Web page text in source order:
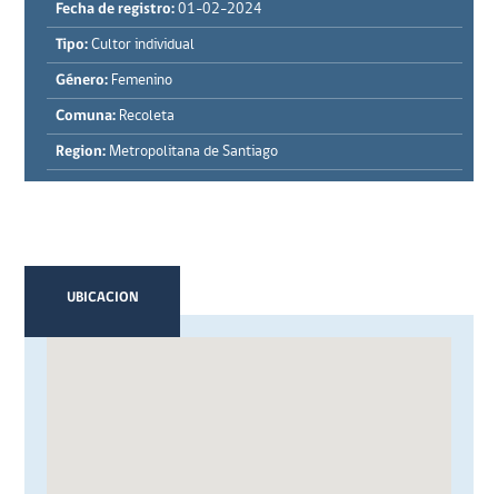
Fecha de registro: 01-02-2024
Tipo: Cultor individual
Género: Femenino
Comuna: Recoleta
Region: Metropolitana de Santiago
UBICACION